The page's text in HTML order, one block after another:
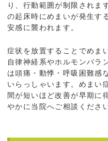
り、行動範囲が制限されま
の起床時にめまいが発生す
安感に襲われます。
症状を放置することでめま
自律神経系やホルモンバラ
は頭痛・動悸・呼吸困難感
いらっしゃいます。めまい
間が短いほど改善が早期に
やかに当院へご相談くださ